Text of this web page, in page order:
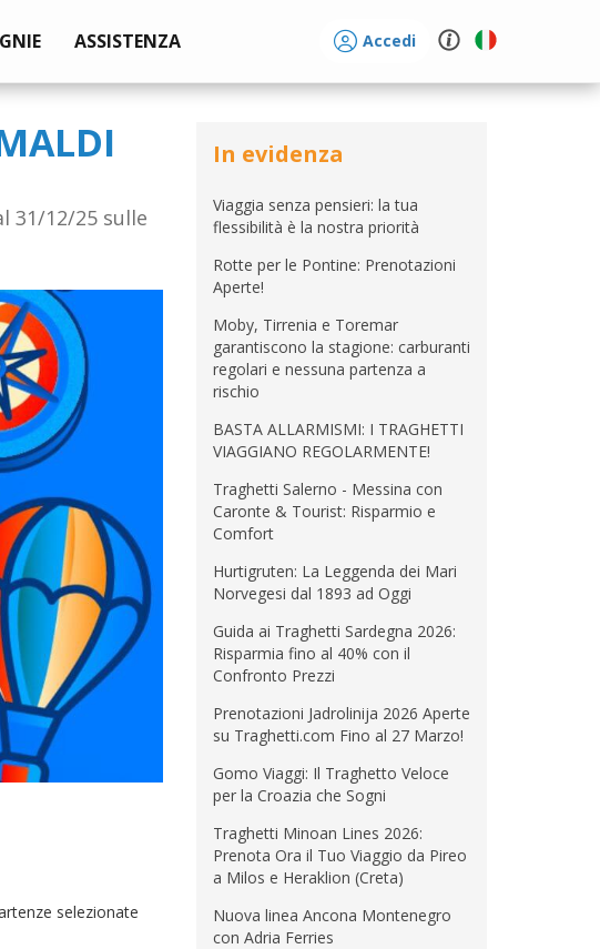
ASSISTENZA Accedi
In evidenza
Viaggia senza pensieri: la tua
flessibilità è la nostra priorità
Rotte per le Pontine: Prenotazioni
Aperte!
Moby, Tirrenia e Toremar
garantiscono la stagione: carburanti
regolari e nessuna partenza a
rischio
BASTA ALLARMISMI: I TRAGHETTI
VIAGGIANO REGOLARMENTE!
Traghetti Salerno - Messina con
Caronte & Tourist: Risparmio e
Comfort
Hurtigruten: La Leggenda dei Mari
Norvegesi dal 1893 ad Oggi
Guida ai Traghetti Sardegna 2026:
Risparmia fino al 40% con il
Confronto Prezzi
Prenotazioni Jadrolinija 2026 Aperte
su Traghetti.com Fino al 27 Marzo!
Gomo Viaggi: Il Traghetto Veloce
per la Croazia che Sogni
Traghetti Minoan Lines 2026:
Prenota Ora il Tuo Viaggio da Pireo
a Milos e Heraklion (Creta)
Nuova linea Ancona Montenegro
con Adria Ferries
31/12/25 sulle
selezionate